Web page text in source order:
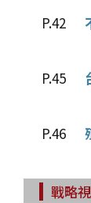
P.42
P.45
P.46
戰略